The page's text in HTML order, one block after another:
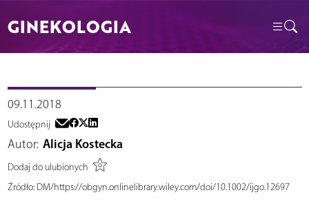
GINEKOLOGIA
09.11.2018
Udostępnij
Autor: Alicja Kostecka
Dodaj do ulubionych
Źródło:DM/https://obgyn.onlinelibrary.wiley.com/doi/10.1002/ijgo.12697